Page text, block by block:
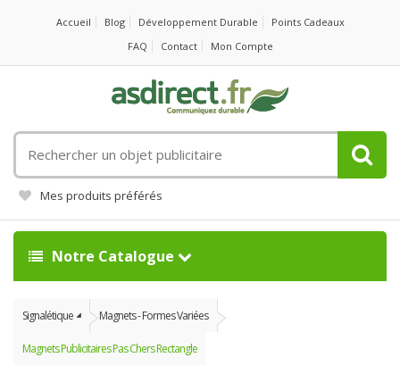
Accueil Blog Développement Durable
Points Cadeaux
FAQ
Contact Mon Compte
un
objet
publicitaire
Mes produits préférés
Notre Catalogue
Signalétique Magnets - Formes Variées
Magnets Publicitaires Pas Chers Rectangle